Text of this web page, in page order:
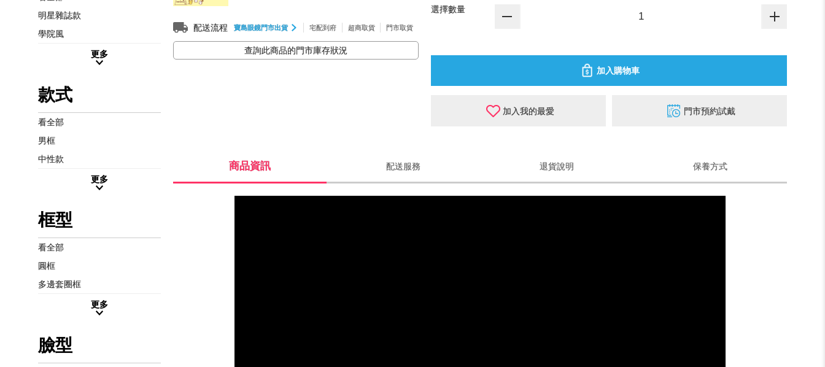
明星雜誌款
學院風
更多
款式
看全部
男框
中性款
更多
框型
看全部
圓框
多邊套圈框
更多
臉型
配送流程 寶島眼鏡門市出貨 宅配到府 超商取貨 門市取貨
查詢此商品的門市庫存狀況
選擇數量
加入購物車
加入我的最愛 門市預約試戴
商品資訊 配送服務 退貨說明 保養方式